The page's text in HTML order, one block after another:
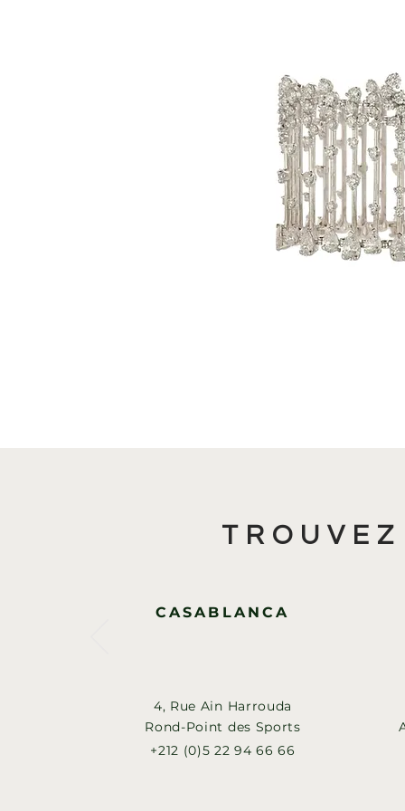
CASABLANCA
4, Rue Ain Harrouda
Rond-Point des Sports
+212 (0)5 22 94 66 66